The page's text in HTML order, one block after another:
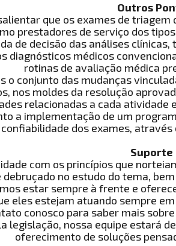
Outros
que os exames de
prestadores de serviço dos
de decisão das análises
diagnósticos médicos
rotinas de avaliação médica
o conjunto das mudanças
nos moldes da resolução
relacionadas a cada
a implementação de um
confiabilidade dos exames, através
Suporte
com os princípios que
no estudo do tema,
estar sempre à frente e
eles estejam atuando sempre
conosco para saber mais
legislação, nossa equipe estará
oferecimento de soluções